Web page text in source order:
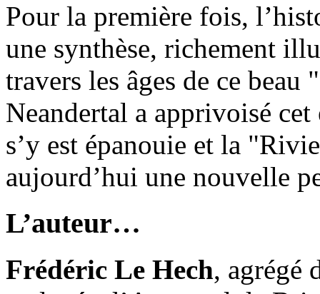
Pour la première fois,
une synthèse, richement
travers les âges de ce
Neandertal a apprivoisé
s’y est épanouie et la
aujourd’hui une nouvelle
L’auteur…
Frédéric Le Hech, agrégé